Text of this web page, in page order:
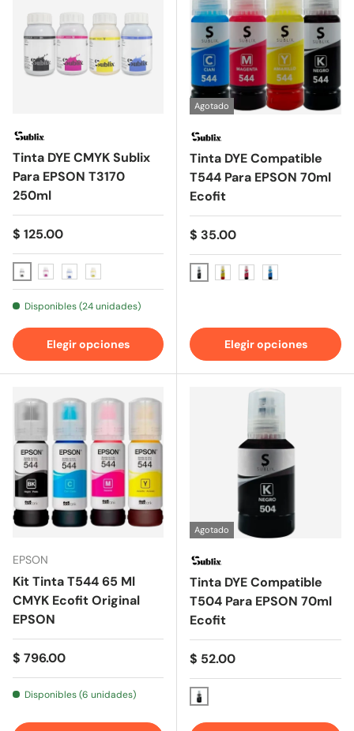
Tinta DYE CMYK Sublix
Para EPSON T3170
250ml
Precio normal
$ 125.00
NegroMagenta
CyanAmarillo
Disponibles (24 unidades)
Elegir opciones
Agotado
Tinta DYE Compatible
T544 Para EPSON 70ml
Ecofit
Precio normal
$ 35.00
NegroAmarillo
Magenta
Cyan
Elegir opciones
EPSON
Kit Tinta T544 65 Ml
CMYK Ecofit Original
EPSON
Precio normal
$ 796.00
Disponibles (6 unidades)
Agotado
Tinta DYE Compatible
T504 Para EPSON 70ml
Ecofit
Precio normal
$ 52.00
Negro